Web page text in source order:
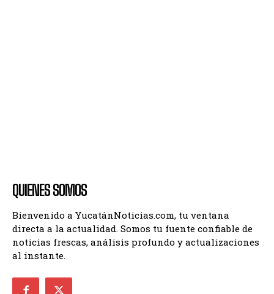
QUIENES SOMOS
Bienvenido a YucatánNoticias.com, tu ventana
directa a la actualidad. Somos tu fuente confiable de
noticias frescas, análisis profundo y actualizaciones
al instante.